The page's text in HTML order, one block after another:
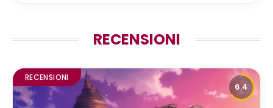
RECENSIONI
6.4
RECENSIONI